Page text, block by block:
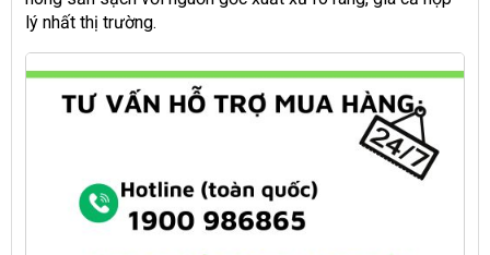
lý nhất thị trường.